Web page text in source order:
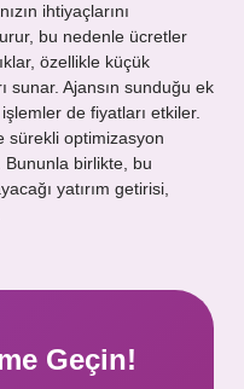
ihtiyaçlarını
bu nedenle ücretler
özellikle küçük
sunar. Ajansın sunduğu ek
de fiyatları etkiler.
sürekli optimizasyon
Bununla birlikte, bu
yatırım getirisi,
Geçin!